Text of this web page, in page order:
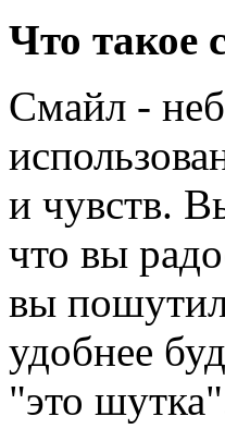
Что такое
Смайл -
и чувств.
что вы
вы
удобнее
"это